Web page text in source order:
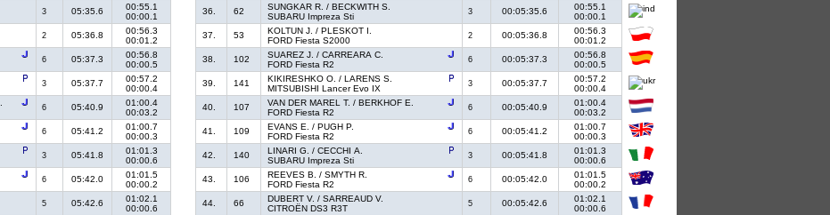
3 05:35.6
00:55.1
00:00.1
2 05:36.8
00:56.3
00:01.2
6 05:37.3
00:56.8
00:00.5
3 05:37.7
00:57.2
00:00.4
6 05:40.9
01:00.4
00:03.2
6 05:41.2
01:00.7
00:00.3
3 05:41.8
01:01.3
00:00.6
6 05:42.0
01:01.5
00:00.2
5 05:42.6
01:02.1
00:00.6
36.
62
SUNGKAR R. / BECKWITH S.
SUBARU Impreza Sti
3 00:05:35.6
00:55.1
00:00.1
37.
53
KOLTUN J. / PLESKOT I.
FORD Fiesta S2000
2 00:05:36.8
00:56.3
00:01.2
38.
102
SUAREZ J. / CARREARA C.
FORD Fiesta R2
6 00:05:37.3
00:56.8
00:00.5
39.
141
KIKIRESHKO O. / LARENS S.
MITSUBISHI Lancer Evo IX
3 00:05:37.7
00:57.2
00:00.4
40.
107
VAN DER MAREL T. / BERKHOF E.
FORD Fiesta R2
6 00:05:40.9
01:00.4
00:03.2
41.
109
EVANS E. / PUGH P.
FORD Fiesta R2
6 00:05:41.2
01:00.7
00:00.3
42.
140
LINARI G. / CECCHI A.
SUBARU Impreza Sti
3 00:05:41.8
01:01.3
00:00.6
43.
106
REEVES B. / SMYTH R.
FORD Fiesta R2
6 00:05:42.0
01:01.5
00:00.2
44.
66
DUBERT V. / SARREAUD V.
CITROËN DS3 R3T
5 00:05:42.6
01:02.1
00:00.6